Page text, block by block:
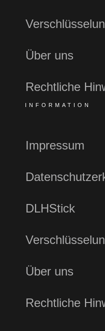
Über uns
Rechtliche
INFORMATION
Impressum
DLHStick
Über uns
Rechtliche